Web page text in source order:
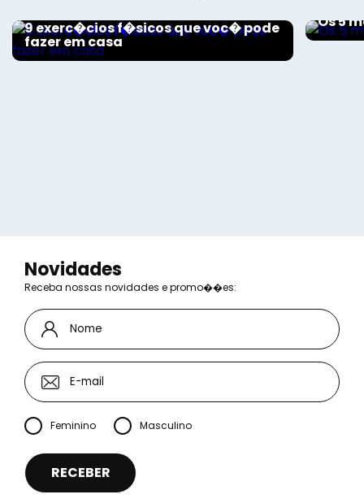
9 exerc�cios f�sicos que voc� pode
fazer em casa
Os 5
Novidades
Receba nossas novidades e promo��es:
Feminino Masculino